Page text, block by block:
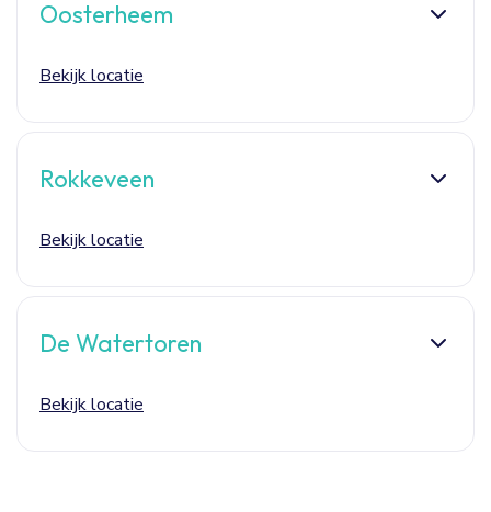
Oosterheem
Bekijk locatie
Rokkeveen
Bekijk locatie
De Watertoren
Bekijk locatie